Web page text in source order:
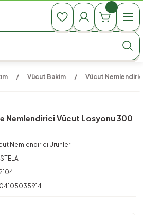
990 TL Üzeri Ücretsiz Kargo
Vücut Bakim Vücut
Nemlendirici Vücut Losyonu 300
Nemlendirici Ürünleri